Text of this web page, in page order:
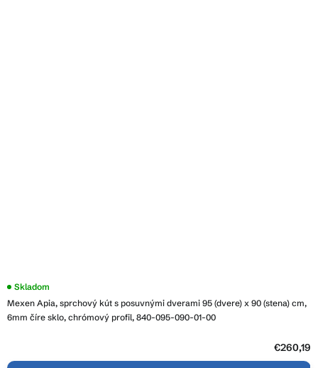
Mexen Apia, sprchový kút s posuvnými dverami 95 (dvere) x 90 (stena) cm,
6mm číre sklo, chrómový profil, 840-095-090-01-00
Skladom
€260,19